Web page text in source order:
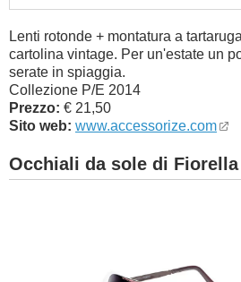
Lenti rotonde + montatura a
cartolina vintage. Per un'estate un
serate in spiaggia.
Collezione P/E 2014
Prezzo: € 21,50
Sito web: www.accessorize.com
Occhiali da sole di